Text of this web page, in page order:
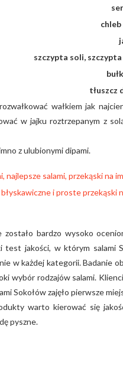
szczypta soli,
tłuszcz
wałkiem jak
w jajku roztrzepanym z
z ulubionymi dipami.
zostało bardzo wysoko
test jakości, w którym salami
w każdej kategorii. Badanie
wybór rodzajów salami.
Sokołów zajęło pierwsze
warto kierować się
pyszne.